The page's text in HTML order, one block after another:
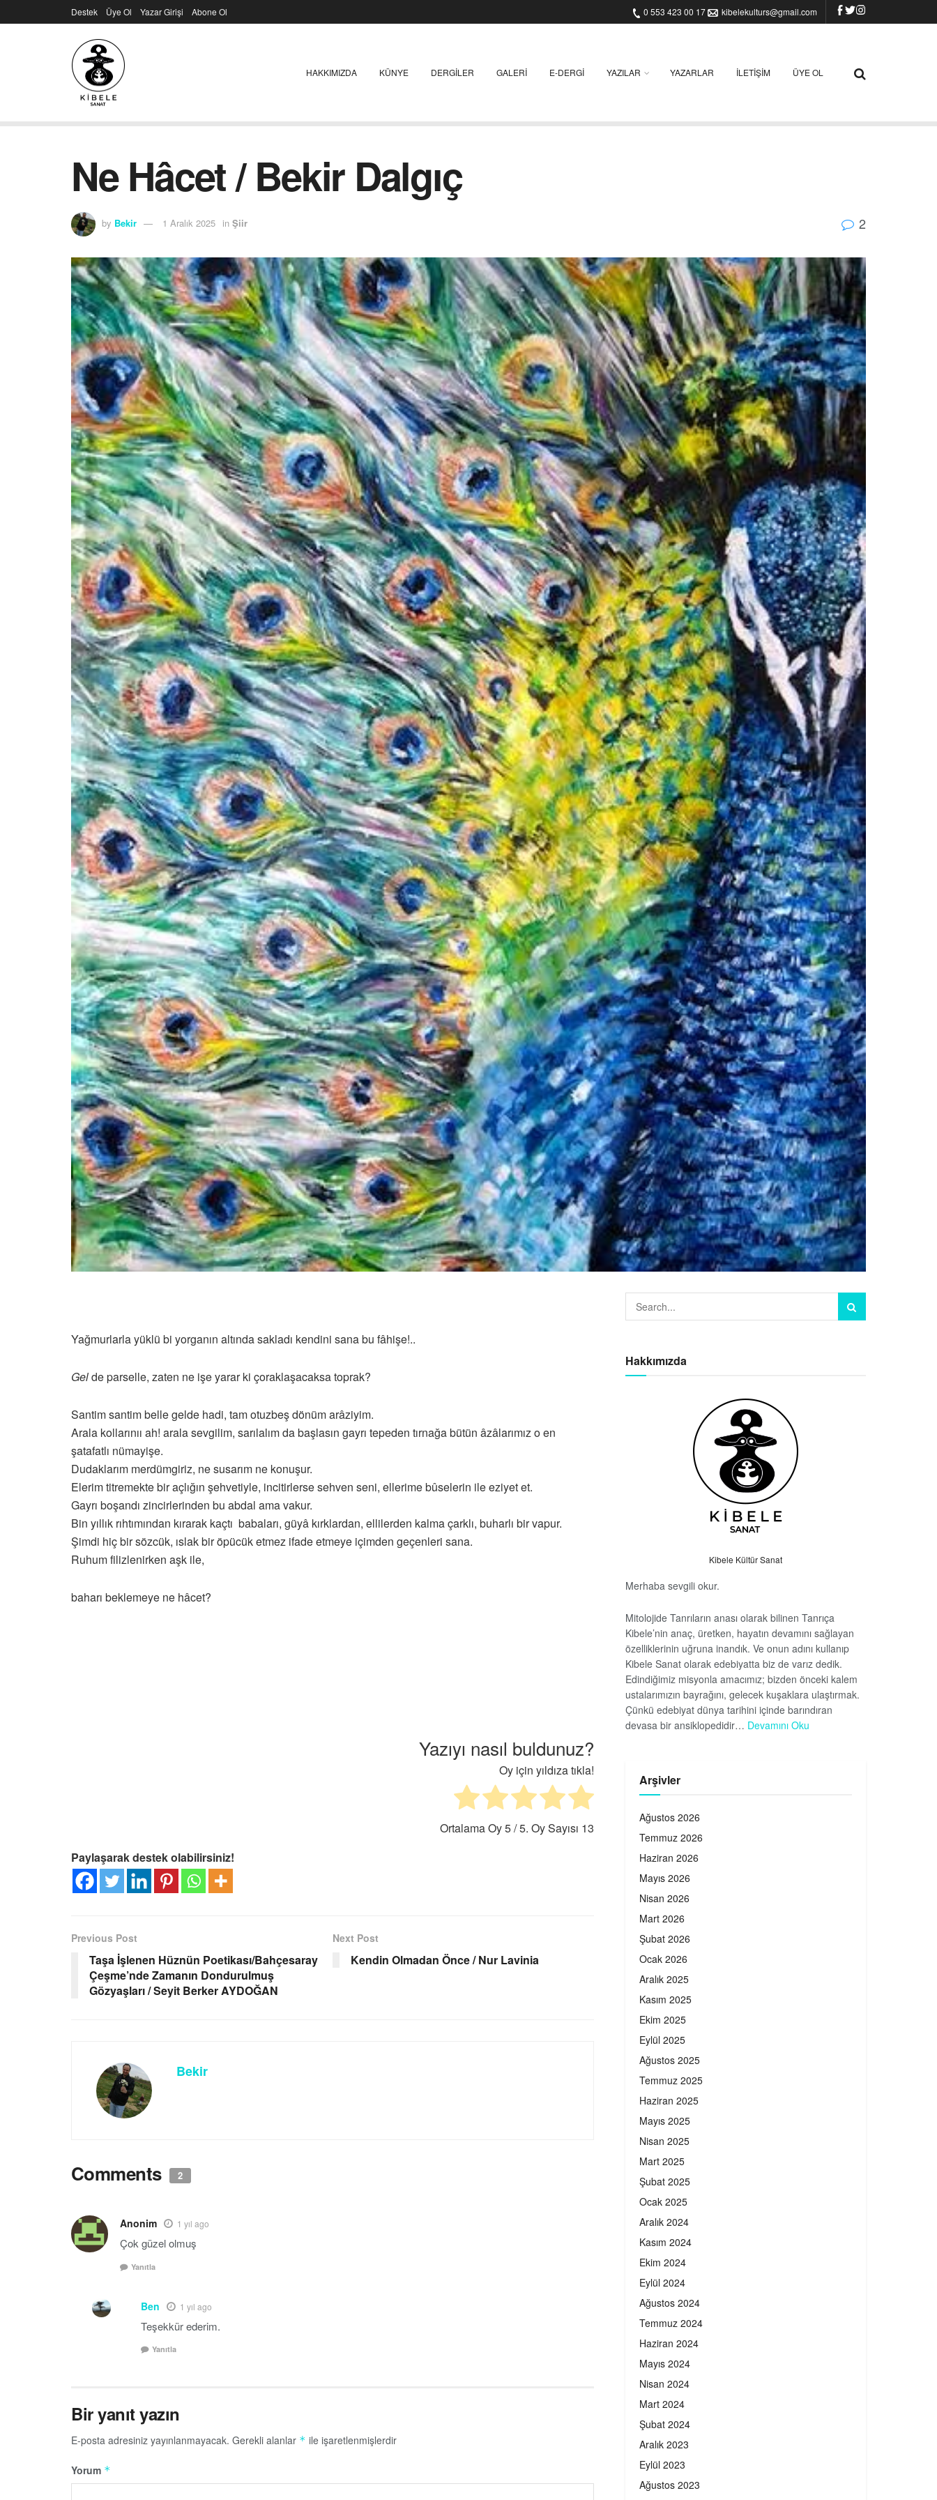
Destek Üye Ol Yazar Girişi Abone Ol 0 553 423 00 17 kibelekulturs@gmail.com
HAKKIMIZDA KÜNYE DERGILER GALERI E-DERGI YAZILAR YAZARLAR İLETIŞIM ÜYE OL
Ne Hâcet / Bekir Dalgıç
by Bekir 1 Aralık 2025 in Şiir 2
Yağmurlarla yüklü bi yorganın altında sakladı kendini sana bu fâhişe!..
Gelde parselle, zaten ne işe yarar ki çoraklaşacaksa toprak?
Santim santim belle gelde hadi, tam otuzbeş dönüm arâziyim.
Arala kollarınıı ah! arala sevgilim, sarılalım da başlasın gayrı tepeden tırnağa bütün âzâlarımız o en
şatafatlı nümayişe.
Dudaklarım merdümgiriz, ne susarım ne konuşur.
Elerim titremekte bir açlığın şehvetiyle, incitirlerse sehven seni, ellerime bûselerin ile eziyet et.
Gayrı boşandı zincirlerinden bu abdal ama vakur.
Bin yıllık rıhtımından kırarak kaçtı babaları, güyâ kırklardan, ellilerden kalma çarklı, buharlı bir vapur.
Şimdi hiç bir sözcük, ıslak bir öpücük etmez ifade etmeye içimden geçenleri sana.
Ruhum filizlenirken aşk ile,
baharı beklemeye ne hâcet?
Yazıyı nasıl buldunuz?
Oy için yıldıza tıkla!
Ortalama Oy5/ 5. Oy Sayısı 13
Paylaşarak destek olabilirsiniz!
Previous Post
Taşa İşlenen Hüznün Poetikası/Bahçesaray
Çeşme’nde Zamanın Dondurulmuş
Gözyaşları / Seyit Berker AYDOĞAN
Next Post
Kendin Olmadan Önce / Nur Lavinia
Bekir
Comments 2
Anonim 1 yıl ago
Çok güzel olmuş
Yanıtla
Ben 1 yıl ago
Teşekkür ederim.
Yanıtla
Bir yanıt yazın
E-posta adresiniz yayınlanmayacak. Gerekli alanlar * ile işaretlenmişlerdir
Yorum *
Hakkımızda
Kibele Kültür Sanat
Merhaba sevgili okur.
Mitolojide Tanrıların anası olarak bilinen Tanrıça
Kibele’nin anaç, üretken, hayatın devamını sağlayan
özelliklerinin uğruna inandık. Ve onun adını kullanıp
Kibele Sanat olarak edebiyatta biz de varız dedik.
Edindiğimiz misyonla amacımız; bizden önceki kalem
ustalarımızın bayrağını, gelecek kuşaklara ulaştırmak.
Çünkü edebiyat dünya tarihini içinde barındıran
devasa bir ansiklopedidir… Devamını Oku
Arşivler
Ağustos 2026
Temmuz 2026
Haziran 2026
Mayıs 2026
Nisan 2026
Mart 2026
Şubat 2026
Ocak 2026
Aralık 2025
Kasım 2025
Ekim 2025
Eylül 2025
Ağustos 2025
Temmuz 2025
Haziran 2025
Mayıs 2025
Nisan 2025
Mart 2025
Şubat 2025
Ocak 2025
Aralık 2024
Kasım 2024
Ekim 2024
Eylül 2024
Ağustos 2024
Temmuz 2024
Haziran 2024
Mayıs 2024
Nisan 2024
Mart 2024
Şubat 2024
Aralık 2023
Eylül 2023
Ağustos 2023